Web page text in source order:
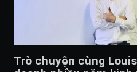
Trò chuyện cùng